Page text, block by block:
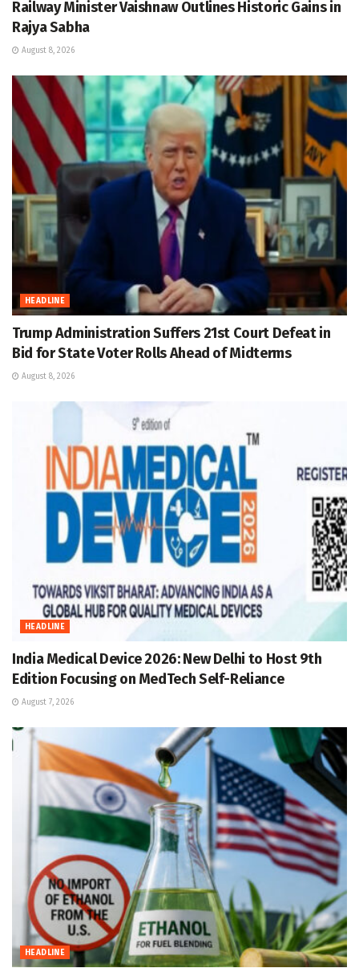
Railway Minister Vaishnaw Outlines Historic Gains in
Rajya Sabha
August 8, 2026
HEADLINE
Trump Administration Suffers 21st Court Defeat in
Bid for State Voter Rolls Ahead of Midterms
August 8, 2026
HEADLINE
India Medical Device 2026: New Delhi to Host 9th
Edition Focusing on MedTech Self-Reliance
August 7, 2026
HEADLINE